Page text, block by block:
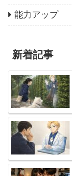
能力アップ
新着記事